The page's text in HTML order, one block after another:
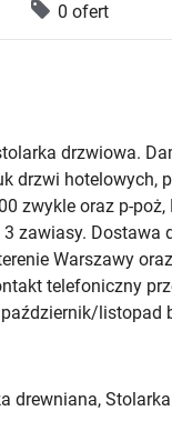
0 ofert
drzwiowa.
drzwi hotelowych,
zwykle oraz p-poż,
zawiasy. Dostawa
Warszawy
telefoniczny
listopad
drewniana,